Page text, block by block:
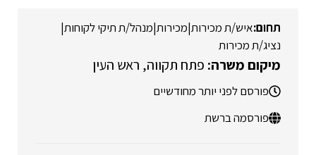
איש/ת מכירות|מכירות|מנהל/ת תיקי לקוחות|
נציג/ת מכירות
פתח תקווה ראש העין
פורסם לפני יותר מחודשיים
פורסמה ברשת